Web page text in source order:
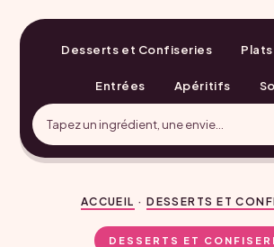
Desserts et Confiseries
Entrées Apéritifs
ACCUEIL ·DESSERTS ET
DESSERTS ET